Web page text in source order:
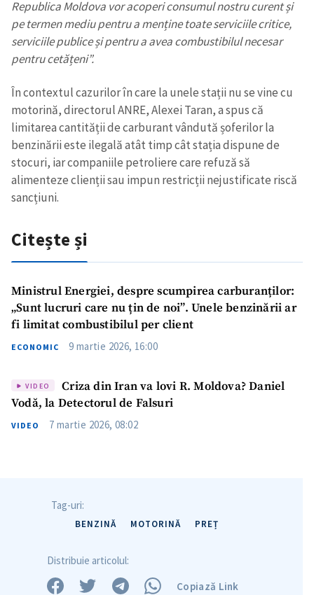
Trimite o informație Despre ZdG
Republica Moldova vor acoperi consumul nostru curent și
pe termen mediu pentru a menține toate serviciile critice,
serviciile publice și pentru a avea combustibilul necesar
pentru cetățeni”.
În contextul cazurilor în care la unele stații nu se vine cu
motorină, directorul ANRE, Alexei Taran, a spus că
limitarea cantității de carburant vândută șoferilor la
benzinării este ilegală atât timp cât stația dispune de
stocuri, iar companiile petroliere care refuză să
alimenteze clienții sau impun restricții nejustificate riscă
sancțiuni.
Citește și
Ministrul Energiei, despre scumpirea carburanților:
„Sunt lucruri care nu țin de noi”. Unele benzinării ar
fi limitat combustibilul per client
ECONOMIC 9 martie 2026, 16:00
VIDEO
Criza din Iran va lovi R. Moldova? Daniel
Vodă, la Detectorul de Falsuri
VIDEO 7 martie 2026, 08:02
Tag-uri:
BENZINĂ MOTORINĂ PREȚ
Distribuie articolul:
Copiază Link